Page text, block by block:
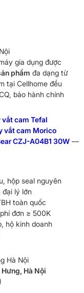
gia dụng được
phẩm đa dạng từ
tại Cellhome đều
bảo hành chính
vắt cam Tefal
vắt cam Morico
CZJ-A04B1 30W—
hộp seal nguyên
lý lớn
toàn quốc
đơn ≥ 500K
hộ kinh doanh
Hà Nội
Hà Nội